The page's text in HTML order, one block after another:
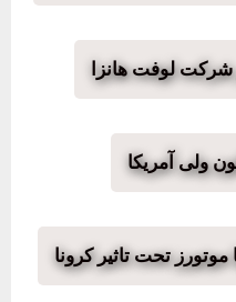
شرکت لوفت هانزا
ولی آمریکا
تحت تاثیر کرونا